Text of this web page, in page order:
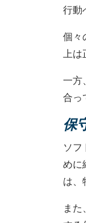
行動
個々
上は
一方
合っ
保
ソ
めに
は、
ま